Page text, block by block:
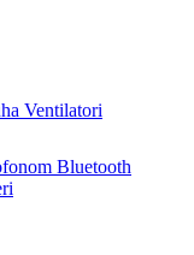
Ventilatori
Bluetooth